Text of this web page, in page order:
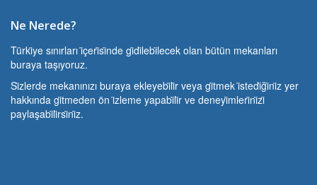
Ne Nerede?
Türki̇ye sınırları i̇çeri̇si̇nde gi̇di̇lebi̇lecek olan bütün mekanları
buraya taşıyoruz.
Si̇zlerde mekanınızı buraya ekleyebi̇li̇r veya gi̇tmek i̇stedi̇ği̇ni̇z yer
hakkında gi̇tmeden ön i̇zleme yapabi̇li̇r ve deneyi̇mleri̇ni̇zi̇
paylaşabi̇li̇rsi̇ni̇z.